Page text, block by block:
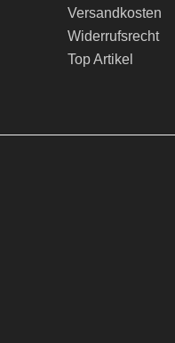
Versandkosten
Widerrufsrecht
Top Artikel